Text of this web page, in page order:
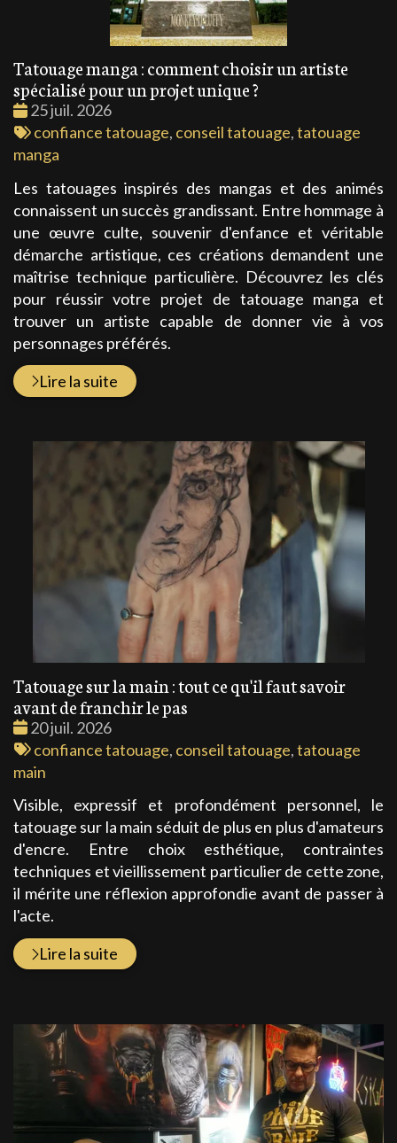
Tatouage manga : comment choisir un artiste
spécialisé pour un projet unique ?
Date
:
25 juil. 2026
Tags
:
confiance tatouage, conseil tatouage,tatouage
manga
Les tatouages inspirés des mangas et des animés
connaissent un succès grandissant. Entre hommage à
une œuvre culte, souvenir d'enfance et véritable
démarche artistique, ces créations demandent une
maîtrise technique particulière. Découvrez les clés
pour réussir votre projet de tatouage manga et
trouver un artiste capable de donner vie à vos
personnages préférés.
Lire la suite
Tatouage sur la main : tout ce qu'il faut savoir
avant de franchir le pas
Date
:
20 juil. 2026
Tags
:
confiance tatouage, conseil tatouage,tatouage
main
Visible, expressif et profondément personnel, le
tatouage sur la main séduit de plus en plus d'amateurs
d'encre. Entre choix esthétique, contraintes
techniques et vieillissement particulier de cette zone,
il mérite une réflexion approfondie avant de passer à
l'acte.
Lire la suite